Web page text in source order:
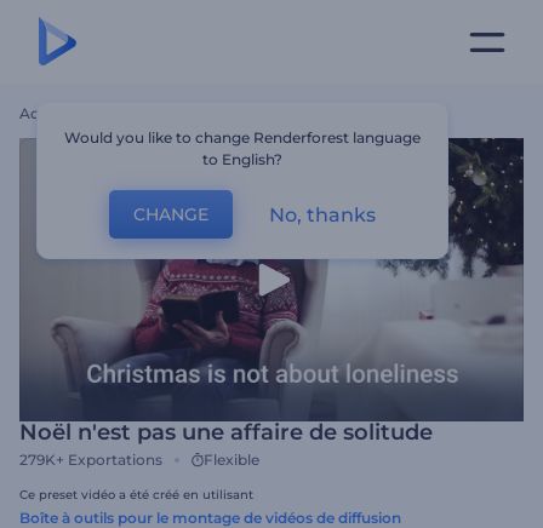
Accueil
Noël n'est pas une affaire de solitude
279K+ Exportations Flexible
Ce preset vidéo a été créé en utilisant
Boîte à outils pour le montage de vidéos de diffusion
Would you like to change Renderforest language
to English?
CHANGE No, thanks